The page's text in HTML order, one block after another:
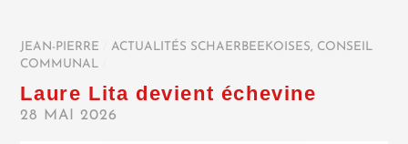
JEAN-PIERRE ACTUALITÉS SCHAERBEEKOISES, CONSEIL
COMMUNAL
Laure Lita devient échevine
28 MAI 2026